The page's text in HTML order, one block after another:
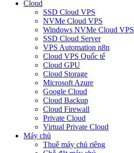
Cloud
SSD Cloud VPS
NVMe Cloud VPS
Windows NVMe Cloud VPS
SSD Cloud Server
VPS Automation n8n
Cloud VPS Quốc tế
Cloud GPU
Cloud Storage
Microsoft Azure
Google Cloud
Cloud Backup
Cloud Firewall
Private Cloud
Virtual Private Cloud
Máy chủ
Thuê máy chủ riêng